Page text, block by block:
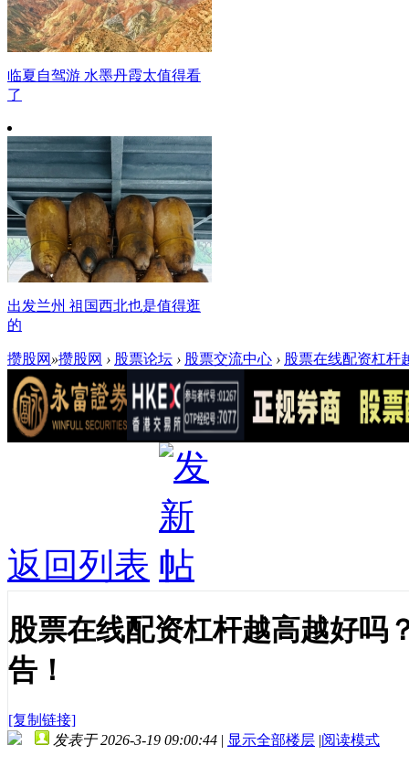
临夏自驾游 水墨丹霞太值得看
了
出发兰州 祖国西北也是值得逛
的
攒股网 »攒股网 › 股票论坛 › 股票交流中心 › 股票在线配资杠杆
返回列表
股票在线配资杠杆越高越好吗
告！
[复制链接]
发表于 2026-3-19 09:00:44 | 显示全部楼层 |阅读模式